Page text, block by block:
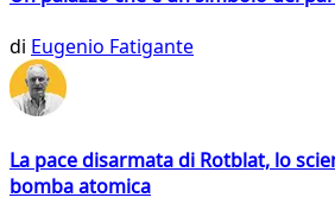
di Eugenio Fatigante
La pace disarmata di Rotblat, lo
bomba atomica